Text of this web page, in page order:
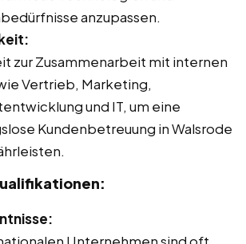
anzupassen.
zur Zusammenarbeit mit internen
Vertrieb, Marketing,
und IT, um eine
Kundenbetreuung in Walsrode